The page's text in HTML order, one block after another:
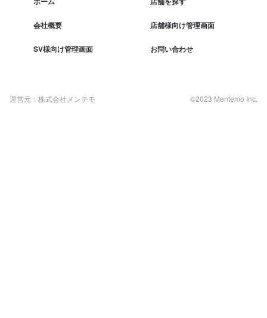
会社概要 店舗様向け管理画面
SV様向け管理画面 お問い合わせ
運営元：株式会社メンテモ ©2023 Mentemo Inc.